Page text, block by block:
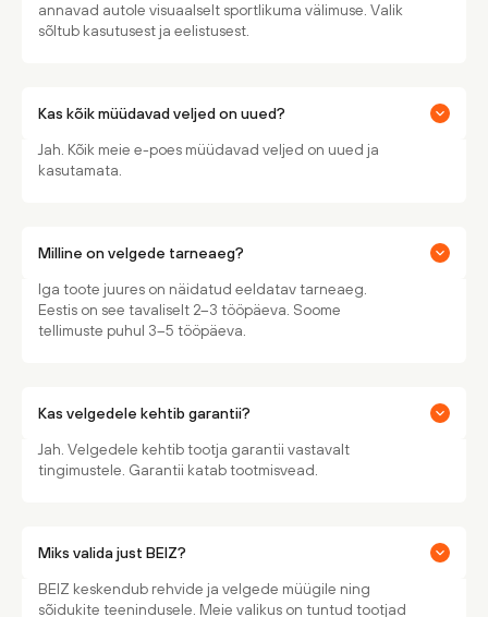
annavad autole visuaalselt sportlikuma välimuse. Valik
sõltub kasutusest ja eelistusest.
Kas kõik müüdavad veljed on uued?
Jah. Kõik meie e-poes müüdavad veljed on uued ja
kasutamata.
Milline on velgede tarneaeg?
Iga toote juures on näidatud eeldatav tarneaeg.
Eestis on see tavaliselt 2–3 tööpäeva. Soome
tellimuste puhul 3–5 tööpäeva.
Kas velgedele kehtib garantii?
Jah. Velgedele kehtib tootja garantii vastavalt
tingimustele. Garantii katab tootmisvead.
Miks valida just BEIZ?
BEIZ keskendub rehvide ja velgede müügile ning
sõidukite teenindusele. Meie valikus on tuntud tootjad